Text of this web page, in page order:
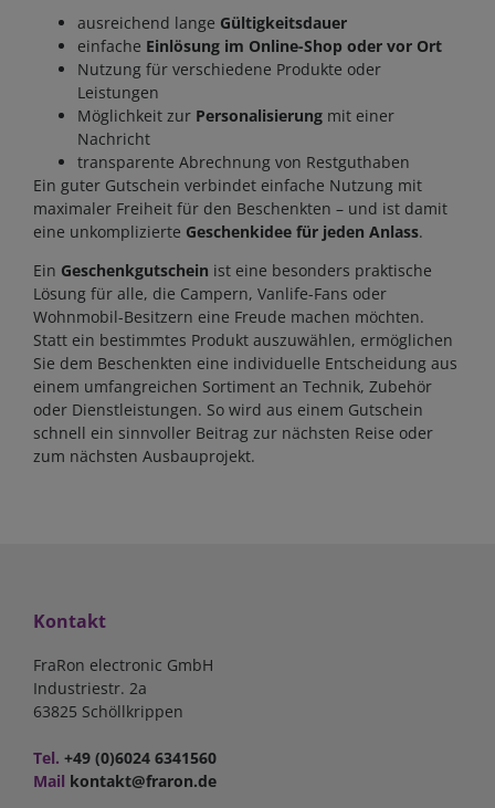
ausreichend lange Gültigkeitsdauer
einfache Einlösung im Online-Shop oder vor Ort
Nutzung für verschiedene Produkte oder
Leistungen
Möglichkeit zur Personalisierung mit einer
Nachricht
transparente Abrechnung von Restguthaben
Ein guter Gutschein verbindet einfache Nutzung mit
maximaler Freiheit für den Beschenkten – und ist damit
eine unkomplizierte Geschenkidee für jeden Anlass.
Ein Geschenkgutschein ist eine besonders praktische
Lösung für alle, die Campern, Vanlife-Fans oder
Wohnmobil-Besitzern eine Freude machen möchten.
Statt ein bestimmtes Produkt auszuwählen, ermöglichen
Sie dem Beschenkten eine individuelle Entscheidung aus
einem umfangreichen Sortiment an Technik, Zubehör
oder Dienstleistungen. So wird aus einem Gutschein
schnell ein sinnvoller Beitrag zur nächsten Reise oder
zum nächsten Ausbauprojekt.
Kontakt
FraRon electronic GmbH
Industriestr. 2a
63825 Schöllkrippen
Tel. +49 (0)6024 6341560
Mail kontakt@fraron.de